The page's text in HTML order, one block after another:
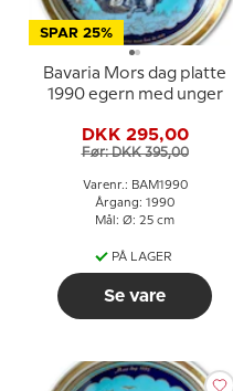
SPAR 25%
Bavaria Mors dag platte
1990 egern med unger
DKK 295,00
Før: DKK 395,00
Varenr.: BAM1990
Årgang: 1990
Mål: Ø: 25 cm
PÅ LAGER
Se vare